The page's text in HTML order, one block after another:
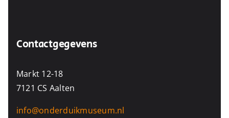
Contactgegevens
Markt 12-18
7121 CS Aalten
info@onderduikmuseum.nl